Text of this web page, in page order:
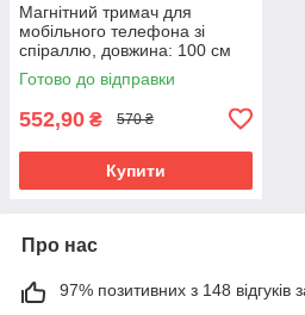
Магнітний тримач для
мобільного телефона зі
спіраллю, довжина: 100 см
(чорний)
Готово до відправки
552,90 ₴ 570 ₴
Купити
Про нас
97% позитивних з 148 відгуків